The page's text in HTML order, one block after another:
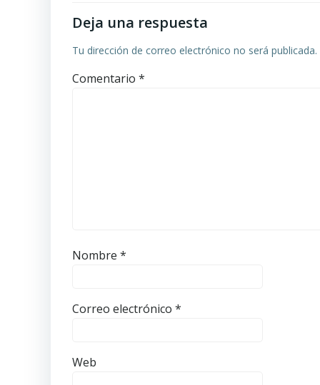
las
entradas
Deja una respuesta
Tu dirección de correo electrónico no será publicada.
Comentario *
Nombre *
Correo electrónico *
Web